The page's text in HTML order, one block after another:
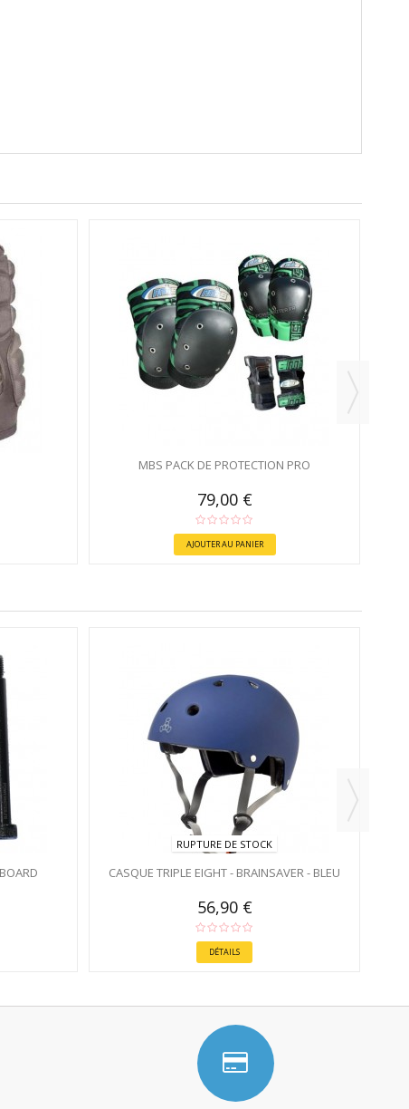
MBS PACK DE PROTECTION PRO
79,00 €
AJOUTER AU PANIER
RUPTURE DE STOCK
CASQUE TRIPLE EIGHT - BRAINSAVER - BLEU
56,90 €
DÉTAILS